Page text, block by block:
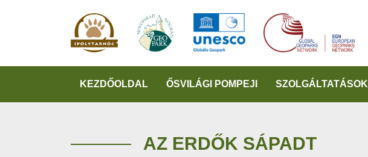
KEZDŐOLDAL ŐSVILÁGI POMPEJI SZOLGÁLTATÁSOK
AZ ERDŐK SÁPADT